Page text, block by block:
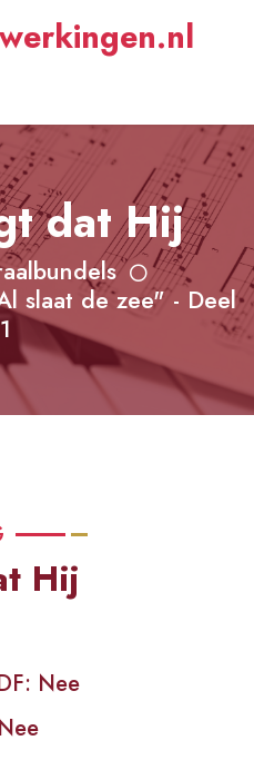
dat Hij
slaat de zee" - Deel
1
Hij
Nee